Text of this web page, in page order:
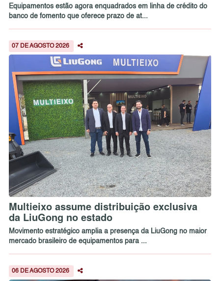
Equipamentos estão agora enquadrados em linha de crédito do
banco de fomento que oferece prazo de at...
07 DE AGOSTO 2026
Multieixo assume distribuição exclusiva
da LiuGong no estado
Movimento estratégico amplia a presença da LiuGong no maior
mercado brasileiro de equipamentos para ...
06 DE AGOSTO 2026